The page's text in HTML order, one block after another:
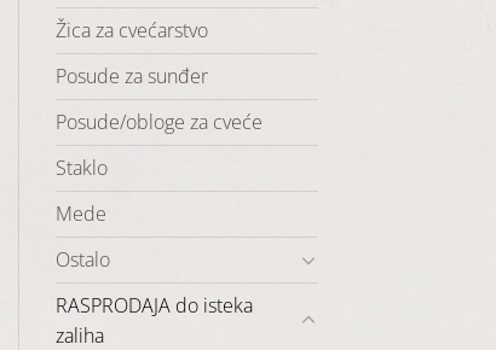
Žica za cvećarstvo
Posude za sunđer
Posude/obloge za cveće
Staklo
Mede
Ostalo
RASPRODAJA do isteka
zaliha